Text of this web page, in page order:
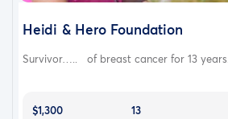
Heidi & Hero Foundation
Survivor….. of breast cancer for 13
$1,300
13